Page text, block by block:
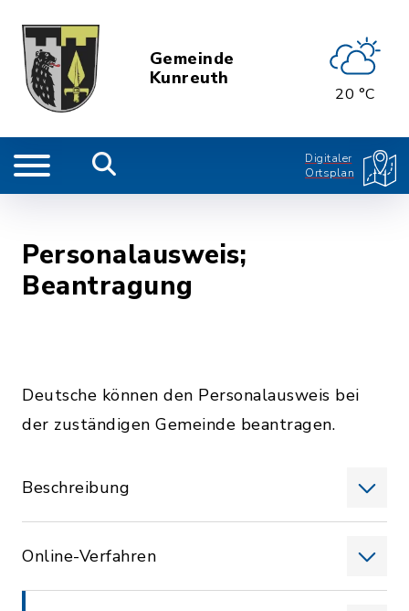
Gemeinde
Kunreuth
20 °C
Digitaler
Ortsplan
Personalausweis;
Beantragung
Deutsche können den Personalausweis bei
der zuständigen Gemeinde beantragen.
Beschreibung
Online-Verfahren